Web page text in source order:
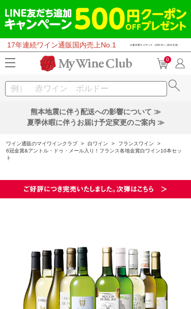
17年連続ワイン通販国内売上No.1
0
熊本地震に伴う配送への影響について ≫
夏季休暇に伴うお届け予定変更のご案内 ≫
ワイン通販のマイワインクラブ > 白ワイン > フランスワイン
>
6冠金賞&アントル・ドゥ・メール入り！フランス各地金賞白ワイン10本セッ
ト